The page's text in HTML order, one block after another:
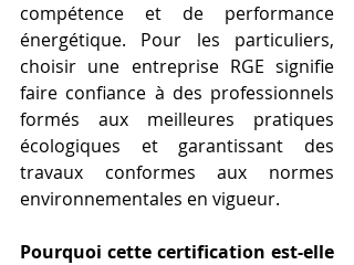
compétence et de performance
énergétique. Pour les particuliers,
choisir une entreprise RGE signifie
faire confiance à des professionnels
formés aux meilleures pratiques
écologiques et garantissant des
travaux conformes aux normes
environnementales en vigueur.
Pourquoi cette certification est-elle